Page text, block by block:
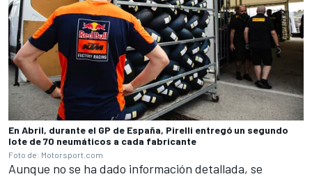
En Abril, durante el GP de España, Pirelli entregó un segundo
lote de 70 neumáticos a cada fabricante
Foto de: Motorsport.com
Aunque no se ha dado información detallada, se